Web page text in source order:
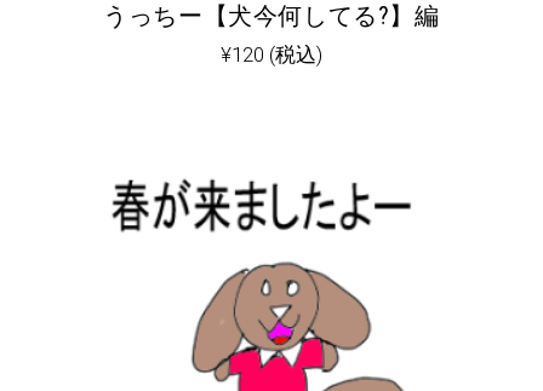
うっちー【犬今何してる?】編
¥120 (税込)